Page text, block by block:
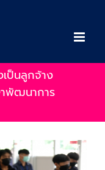
ป็นลูกจ้าง
าพัฒนาการ